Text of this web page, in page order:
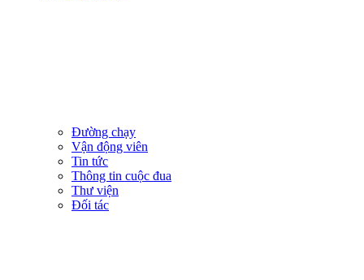
Đường chạy
Vận động viên
Tin tức
Thông tin cuộc đua
Thư viện
Đối tác